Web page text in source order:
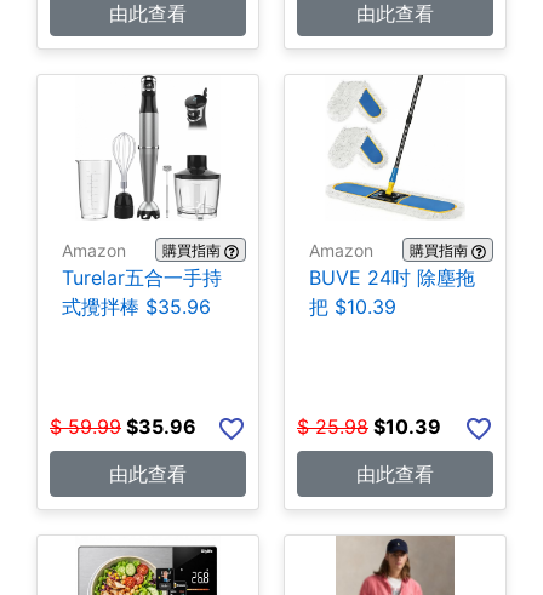
由此查看
由此查看
Amazon 購買指南
Turelar五合一手持
式攪拌棒 $35.96
$ 59.99 $35.96
由此查看
Amazon 購買指南
BUVE 24吋 除塵拖
把 $10.39
$ 25.98 $10.39
由此查看